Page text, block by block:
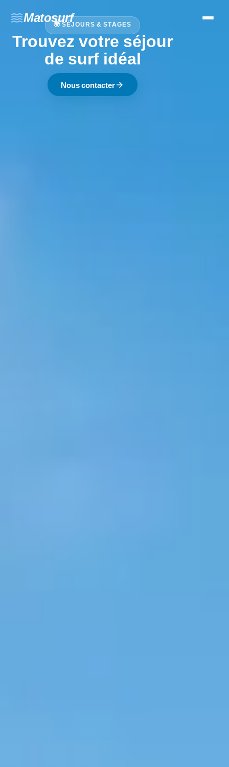
wavesMatosurf🌍 SÉJOURS & STAGES
Trouvez votre séjour
de surf idéal
Nous contacterarrow_forward